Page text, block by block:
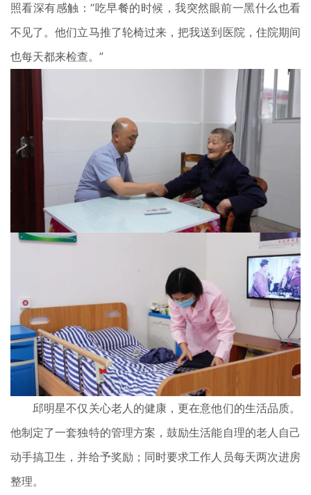
照看深有感触：“吃早餐的时候，我突然眼前一黑什么也看
不见了。他们立马推了轮椅过来，把我送到医院，住院期间
也每天都来检查。”
邱明星不仅关心老人的健康，更在意他们的生活品质。
他制定了一套独特的管理方案，鼓励生活能自理的老人自己
动手搞卫生，并给予奖励；同时要求工作人员每天两次进房
整理。